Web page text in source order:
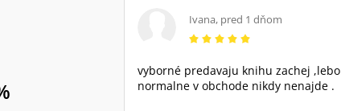
Ivana, pred 1 dňom
vyborné predavaju knihu zachej ,lebo
normalne v obchode nikdy nenajde .